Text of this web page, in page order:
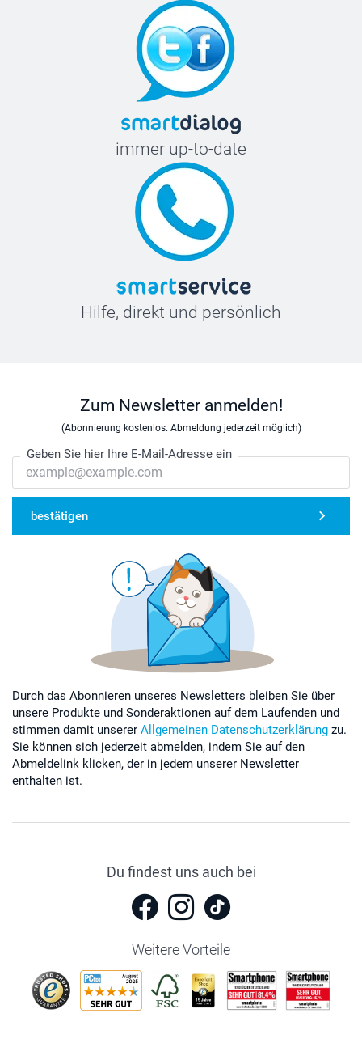
immer up-to-date
Hilfe, direkt und persönlich
Zum Newsletter anmelden!
(Abonnierung kostenlos. Abmeldung jederzeit möglich)
Geben Sie hier Ihre E-Mail-Adresse ein
bestätigen
Durch das Abonnieren unseres Newsletters bleiben Sie über
unsere Produkte und Sonderaktionen auf dem Laufenden und
stimmen damit unserer Allgemeinen Datenschutzerklärung zu.
Sie können sich jederzeit abmelden, indem Sie auf den
Abmeldelink klicken, der in jedem unserer Newsletter
enthalten ist.
Du findest uns auch bei
Weitere Vorteile